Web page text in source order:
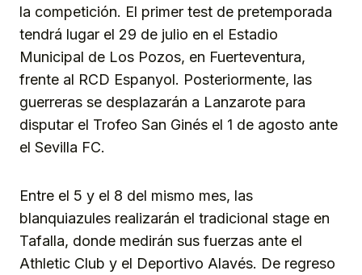
la competición. El primer test de pretemporada
tendrá lugar el 29 de julio en el Estadio
Municipal de Los Pozos, en Fuerteventura,
frente al RCD Espanyol. Posteriormente, las
guerreras se desplazarán a Lanzarote para
disputar el Trofeo San Ginés el 1 de agosto ante
el Sevilla FC.
Entre el 5 y el 8 del mismo mes, las
blanquiazules realizarán el tradicional stage en
Tafalla, donde medirán sus fuerzas ante el
Athletic Club y el Deportivo Alavés. De regreso